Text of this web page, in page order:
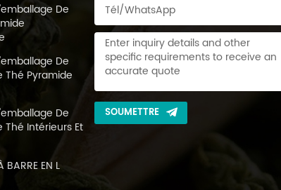
De
De
Thé Pyramide
De
Thé Intérieurs Et
BARRE EN L
SOUMETTRE